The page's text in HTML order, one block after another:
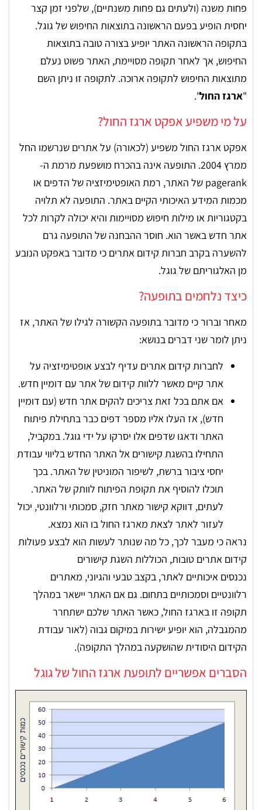
פחות משנה (ולעתים גם פחות משנתיים), שלפני זמן קצר
יחסית הופיע בפעם הראשונה בתוצאות החיפוש של גוגל.
בתקופה הראשונה האתר יופיע בצורה טובה בתוצאות
החיפוש, אך לאחר תקופה מסויימת, האתר פשוט נעלם
מתוצאות החיפוש לתקופה ארוכה. לתקופה זו ניתן השם
"ארגז החול".
על מי משפיע אפקט ארגז החול?
אפקט ארגז החול משפיע (לכאורה) על אתרים שנרשמו החל
ממרץ 2004. התופעה אינה בהכרח מושפעת מרמת ה-
pagerank של האתר, רמת האופטימיזציה של הדפים או
מכמות המידע האיכותי הקיים באתר. התופעה לא תלויה
בקטגוריות או מילות חיפוש מסויימות והיא יכולה לקרות לכל
אתר חדש באשר הוא. חוסר ההבחנה של התופעה גרם
להשערה בקרב חברות קידום אתרים כי מדובר באפקט הנובע
מן האלגוריתם של גוגל.
כיצד נלחמים בתופעה?
מאחר וברור כי מדובר בתופעה הקשורה לגילו של האתר, אז
ניתן לומר שני דברים בנושא:
לחברות קידום אתרים עדיף לבצע אופטימיזציה על
אתר קיים מאשר ללוות קידום של אתר עם דומיין חדש.
אם אתם בכל זאת צריכים להקים אתר חדש (עם דומיין
חדש), אז העלו אליו מספר דפים כבר בתחילת פיתוח
האתר ודאגו שדפים אלו יסרקו על ידי גוגל. במקביל,
התחילו בהשגת קישורים אל האתר החדש בליווי עבודת
יחסי ציבור ברשת, לשיפור המוניטין של האתר. בכך
תוכלו להוסיף את תקופת הפיתוח לוותק של האתר.
לעתים, דווקא קישור מאתר חזק, סמכותי ורלוונטי, יכול
לעזור לאתר לצאת מארגז החול בו הוא נמצא.
נראה כי מעבר לכך, כל מה שנותר לעשות הוא לבצע פעולות
קידום אתרים טובות, הכוללות השגת קישורים
נכנסים איכותיים לאתר, בקצב טבעי והגיוני, מאתרים
רלוונטיים וסמכותיים בתחום. גם אם האתר יישאר במהלך
תקופה זו בארגז החול, כאשר האתר שלכם ישתחרר
מהמגבלה, הוא יופיע ישירות במיקום גבוה (לאור עבודת
הקידום היסודית שהושקעה במהלך התקופה).
הסברים אפשריים לתופעת ארגז החול של גוגל